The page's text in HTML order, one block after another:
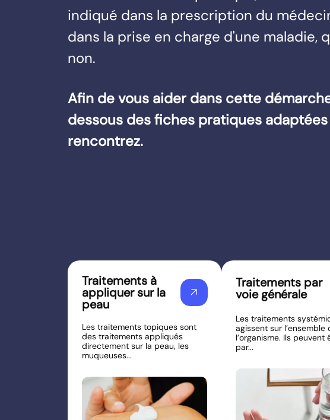
indiqué dans la prescription du
dans la prise en charge d'une maladie,
non.
Afin de vous aider dans cette
dessous des fiches pratiques
rencontrez.
Traitements à
appliquer sur la
peau
arrow_outward
Les traitements topiques sont
des traitements appliqués
directement sur la peau, les
muqueuses...
Traitements par
voie générale
Les traitements
agissent sur l’ensemble
l’organisme. Ils peuvent
par...